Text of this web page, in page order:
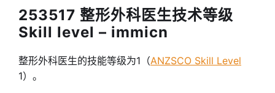
253517 整形外科医生技术等级
Skill level – immicn
整形外科医生的技能等级为1（ANZSCO Skill Level
1）。